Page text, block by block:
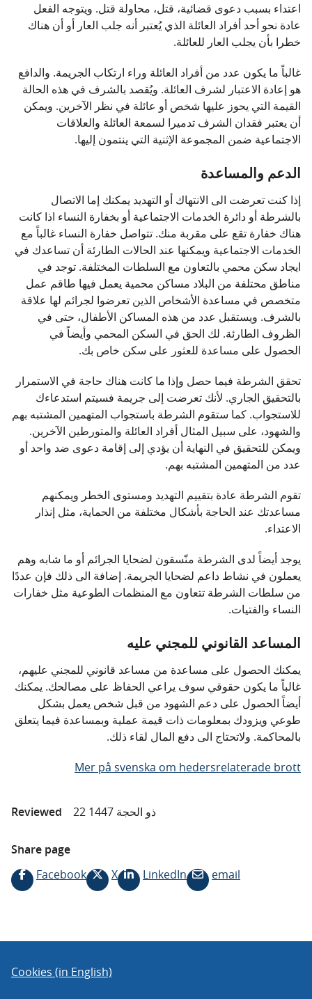
اعتداء بسبب دعوى قضائية، قتل، محاولة قتل. ويتوجه الفعل
عادة نحو أحد أفراد العائلة الذي يُعتبر أنه جلب العار أو أن هناك
خطرا بأن يجلب العار للعائلة.
غالباً ما يكون عدد من أفراد العائلة وراء ارتكاب الجريمة. والدافع
هو إعادة الاعتبار لشرف العائلة. ويُقصد بالشرف في هذه الحالة
القيمة التي يحوز عليها شخص أو عائلة في نظر الآخرين. ويمكن
أن يعتبر فقدان الشرف تدميرا لسمعة العائلة والعلاقات
الاجتماعية ضمن المجموعة الإثنية التي ينتمون إليها.
الدعم والمساعدة
إذا كنت تعرضت الى الانتهاك أو التهديد يمكنك إما الاتصال
بالشرطة أو دائرة الخدمات الاجتماعية أو بخفارة النساء اذا كانت
هناك خفارة تقع على مقربة منك. تتواصل خفارة النساء غالباً مع
الخدمات الاجتماعية ويمكنها عند الحالات الطارئة أن تساعدك في
ايجاد سكن محمي بالتعاون مع السلطات المختلفة. توجد في
مناطق محتلفة من البلاد مساكن محمية يعمل فيها طاقم عمل
متخصص في مساعدة الأشخاص الذين تعرضوا لجرائم لها علاقة
بالشرف. ويستقبل عدد من هذه المساكن الأطفال، حتى في
الظروف الطارئة. لك الحق في السكن المحمي وأيضاً في
الحصول على مساعدة للعثور على سكن خاص بك.
تحقق الشرطة فيما حصل وإذا ما كانت هناك حاجة في الاستمرار
بالتحقيق الجاري. لأنك تعرضت إلى جريمة فسيتم استدعاءك
للاستجواب. كما ستقوم الشرطة باستجواب المتهمين المشتبه بهم
والشهود، على سبيل المثال أفراد العائلة والمتورطين الآخرين.
ويمكن للتحقيق في النهاية أن يؤدي إلى إقامة دعوى ضد واحد أو
عدد من المتهمين المشتبه بهم.
تقوم الشرطة عادة بتقييم التهديد ومستوى الخطر ويمكنهم
مساعدتك عند الحاجة بأشكال مختلفة من الحماية، مثل إنذار
الاعتداء.
يوجد أيضاً لدى الشرطة منّسقون لضحايا الجرائم أو ما شابه وهم
يعملون في نشاط داعم لضحايا الجريمة. إضافة الى ذلك فإن عددًا
من سلطات الشرطة تتعاون مع المنظمات الطوعية مثل خفارات
النساء والفتيات.
المساعد القانوني للمجني عليه
يمكنك الحصول على مساعدة من مساعد قانوني للمجني عليهم،
غالباً ما يكون حقوقي سوف يراعي الحفاظ على مصالحك. يمكنك
أيضاً الحصول على دعم الشهود من قبل شخص يعمل بشكل
طوعي ويزودك بمعلومات ذات قيمة عملية وبمساعدة فيما يتعلق
بالمحاكمة. ولاتحتاج الى دفع المال لقاء ذلك.
Mer på svenska om hedersrelaterade brott
Reviewed 22 ذو الحجة 1447
Share page
Facebook
X LinkedIn email
Cookies (in English)